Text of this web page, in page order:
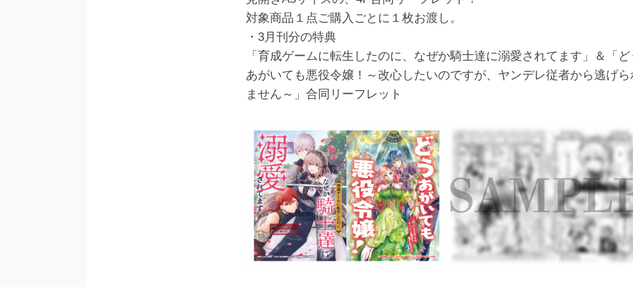
対象商品１点ご購入ごとに１枚お渡し。
・3月刊分の特典
「育成ゲームに転生したのに、なぜか騎士達に溺愛されてます」＆「ど
あがいても悪役令嬢！～改心したいのですが、ヤンデレ従者から逃げら
ません～」合同リーフレット